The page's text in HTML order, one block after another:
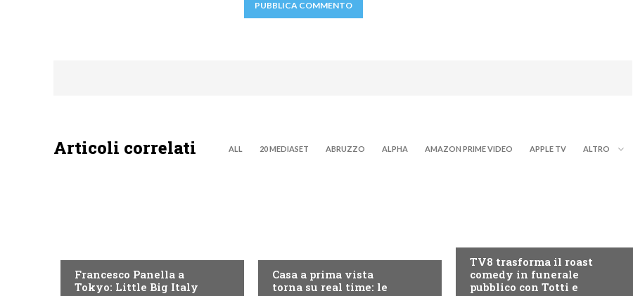
Articoli correlati ALL 20 MEDIASET ABRUZZO ALPHA AMAZON PRIME VIDEO APPLE TV ALTRO
Francesco Panella a
Tokyo: Little Big Italy
Casa a prima vista
torna su real time: le
TV8 trasforma il roast
comedy in funerale
pubblico con Totti e